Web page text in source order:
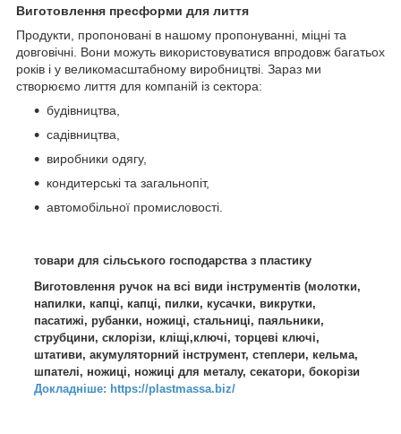
Виготовлення пресформи для лиття
Продукти, пропоновані в нашому пропонуванні, міцні та
довговічні. Вони можуть використовуватися впродовж багатьох
років і у великомасштабному виробництві. Зараз ми
створюємо лиття для компаній із сектора:
будівництва,
садівництва,
виробники одягу,
кондитерські та загальнопіт,
автомобільної промисловості.
товари для сільського господарства з пластику
Виготовлення ручок на всі види інструментів (молотки,
напилки, капці, капці, пилки, кусачки, викрутки,
пасатижі, рубанки, ножиці, стальниці, паяльники,
струбцини, склорізи, кліщі,ключі, торцеві ключі,
штативи, акумуляторний інструмент, степлери, кельма,
шпателі, ножиці, ножиці для металу, секатори, бокорізи
Докладніше: https://plastmassa.biz/